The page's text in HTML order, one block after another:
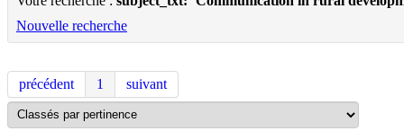
Nouvelle recherche
précédent 1 suivant